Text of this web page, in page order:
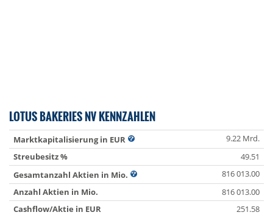
LOTUS BAKERIES NV KENNZAHLEN
Marktkapitalisierung in EUR
9.22 Mrd.
Streubesitz %
49.51
Gesamtanzahl Aktien in Mio.
816 013.00
Anzahl Aktien in Mio.
816 013.00
Cashflow/Aktie in EUR
251.58